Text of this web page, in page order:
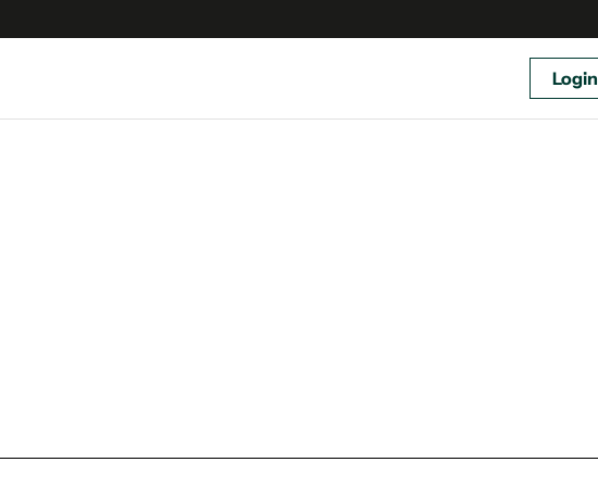
Login